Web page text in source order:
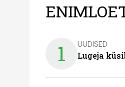
1 UUDISED
Lugeja